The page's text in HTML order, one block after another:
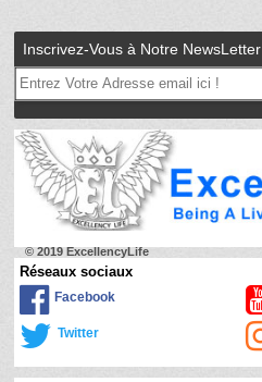
Inscrivez-Vous à Notre NewsLetter
© 2019 ExcellencyLife
Réseaux sociaux
Facebook
Twitter